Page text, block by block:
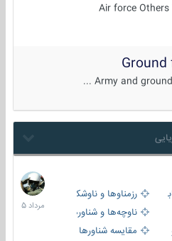
Air force
Army and
بالگرد بررزمناوها و ناوشکن‌ها
ناوچه‌ها و شناورهای گشتی
مقایسه شناورها
2
مرداد
1405